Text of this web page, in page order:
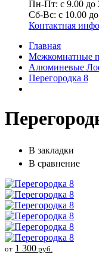
Пн-Пт: с 9.00 до
Cб-Вс: с 10.00
Контактная
Главная
Межкомнатные
Алюминевые
Перегородка 8
В закладки
В сравнение
от 1 300 руб.